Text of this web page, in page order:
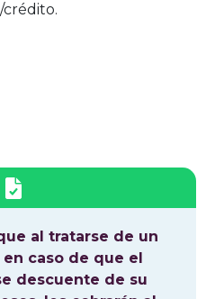
al tratarse de un
caso de que el
descuente de su